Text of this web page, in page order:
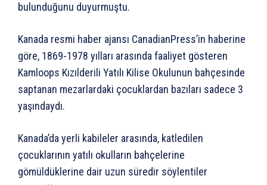
bulunduğunu duyurmuştu.
Kanada resmi haber ajansı CanadianPress’in haberine
göre, 1869-1978 yılları arasında faaliyet gösteren
Kamloops Kızılderili Yatılı Kilise Okulunun bahçesinde
saptanan mezarlardaki çocuklardan bazıları sadece 3
yaşındaydı.
Kanada’da yerli kabileler arasında, katledilen
çocuklarının yatılı okulların bahçelerine
gömüldüklerine dair uzun süredir söylentiler